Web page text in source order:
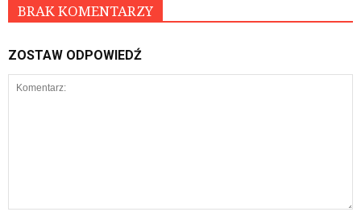
BRAK KOMENTARZY
ZOSTAW ODPOWIEDŹ